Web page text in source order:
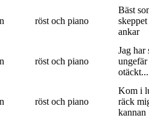
röst och piano
Bäst
ankar
röst och piano
Jag har
otäckt...
röst och piano
Kom i
räck
kannan